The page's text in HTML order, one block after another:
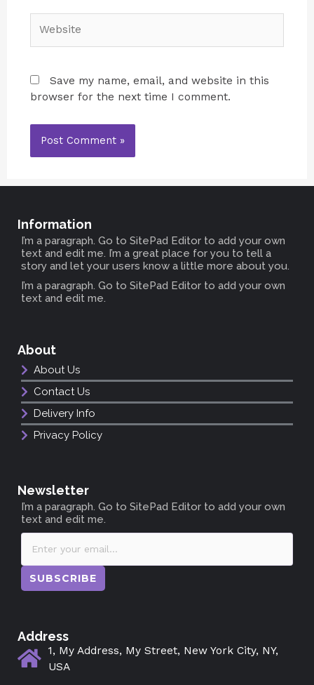
Save my name, email, and website in this
browser for the next time I comment.
Information
I’m a paragraph. Go to SitePad Editor to add your own
text and edit me. I’m a great place for you to tell a
story and let your users know a little more about you.
I’m a paragraph. Go to SitePad Editor to add your own
text and edit me.
About
About Us
Contact Us
Delivery Info
Privacy Policy
Newsletter
I’m a paragraph. Go to SitePad Editor to add your own
text and edit me.
SUBSCRIBE
Address
1, My Address, My Street, New York City, NY,
USA